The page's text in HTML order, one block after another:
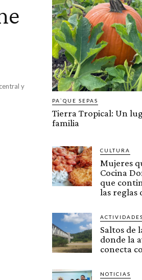
y
PA`QUE SEPAS
Tierra Tropical: Un
familia
CULTURA
Mujeres
Cocina
que
las reglas
ACTIVIDADES
Saltos de
donde la
conecta
NOTICIAS